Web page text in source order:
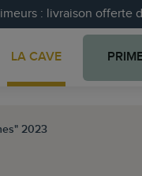
: livraison offerte
LA CAVE
2023